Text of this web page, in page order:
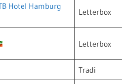
Hotel Hamburg
Letterbox
Letterbox
Tradi